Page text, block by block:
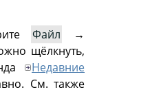
Файл
→
щёлкнуть,
Недавние
См. также